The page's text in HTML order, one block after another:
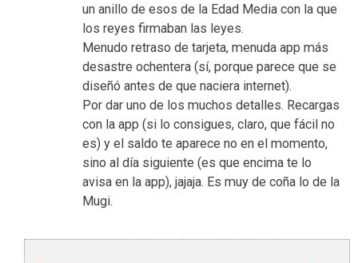
un anillo de esos de la Edad Media con la que
los reyes firmaban las leyes.
Menudo retraso de tarjeta, menuda app más
desastre ochentera (sí, porque parece que se
diseñó antes de que naciera internet).
Por dar uno de los muchos detalles. Recargas
con la app (si lo consigues, claro, que fácil no
es) y el saldo te aparece no en el momento,
sino al día siguiente (es que encima te lo
avisa en la app), jajaja. Es muy de coña lo de la
Mugi.